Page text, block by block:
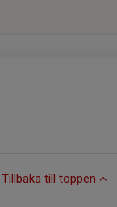
Tillbaka till toppen